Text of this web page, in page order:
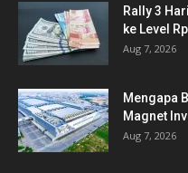
Rally 3
ke Level
Aug 7, 2026
Mengapa
Magnet
Aug 7, 2026